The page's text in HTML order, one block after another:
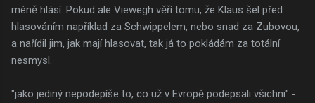
méně hlásí. Pokud ale Viewegh věří tomu, že Klaus šel před
hlasováním například za Schwippelem, nebo snad za Zubovou,
a nařídil jim, jak mají hlasovat, tak já to pokládám za totální
nesmysl.
"jako jediný nepodepíše to, co už v Evropě podepsali všichni" -